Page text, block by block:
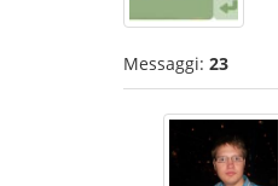
Messaggi: 23